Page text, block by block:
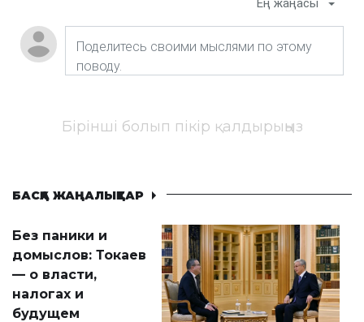
Ең жаңасы
Бірінші болып пікір қалдырыңыз
БАСҚА ЖАҢАЛЫҚТАР
Без паники и
домыслов: Токаев
— о власти,
налогах и
будущем